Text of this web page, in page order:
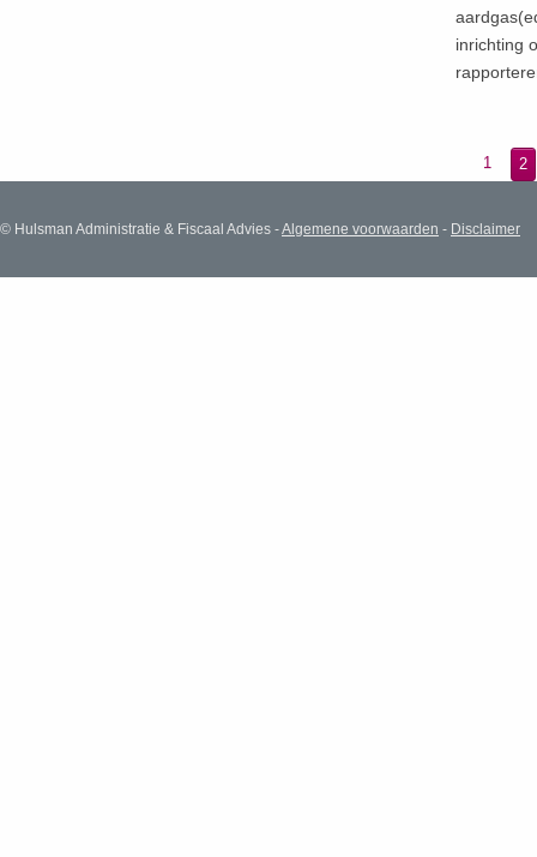
inrichting
1 2
© Hulsman Administratie & Fiscaal Advies -Algemene voorwaarden - Disclaimer